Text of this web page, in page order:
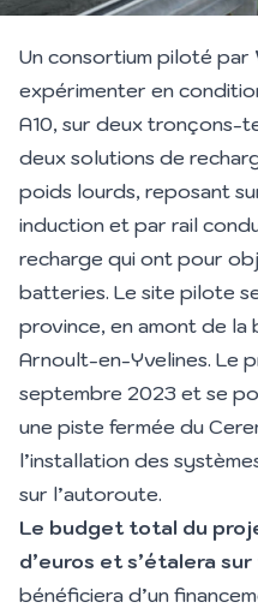
Un consortium piloté par
expérimenter en
A10, sur deux tronçons-
deux solutions de
poids lourds, reposant
induction et par rail
recharge qui ont pour
batteries. Le site pilote
province, en amont de
Arnoult-en-Yvelines. Le
septembre 2023 et se
une piste fermée du
l’installation des
sur l’autoroute.
Le budget total du
d’euros et s’étalera
bénéficiera d’un